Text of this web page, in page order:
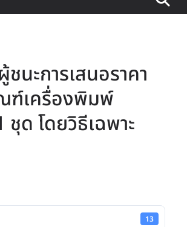
ชนะการเสนอราคา
ฑ์เครื่องพิมพ์
ชุด โดยวิธีเฉพาะ
13